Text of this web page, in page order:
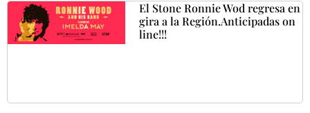
El Stone Ronnie Wod regresa en
gira a la Región.Anticipadas on
line!!!